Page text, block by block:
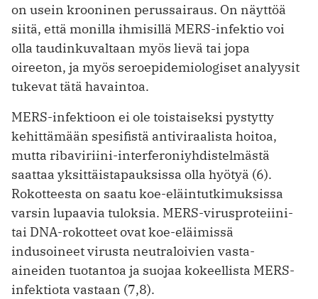
on usein krooninen perussairaus. On näyttöä
siitä, että monilla ihmisillä MERS-infektio voi
olla taudinkuvaltaan myös lievä tai jopa
oireeton, ja myös seroepidemiologiset analyysit
tukevat tätä havaintoa.
MERS-infektioon ei ole toistaiseksi pystytty
kehittämään spesifistä antiviraalista hoitoa,
mutta ribaviriini-interferoniyhdistelmästä
saattaa yksittäistapauksissa olla hyötyä (6).
Rokotteesta on saatu koe-eläintutkimuksissa
varsin lupaavia tuloksia. MERS-virusproteiini-
tai DNA-rokotteet ovat koe-eläimissä
indusoineet virusta neutraloivien vasta-
aineiden tuotantoa ja suojaa kokeellista MERS-
infektiota vastaan (7,8).